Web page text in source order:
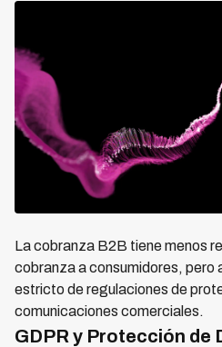
La cobranza B2B tiene menos
cobranza a consumidores, pero
estricto de regulaciones de
comunicaciones comerciales.
GDPR y Protección de